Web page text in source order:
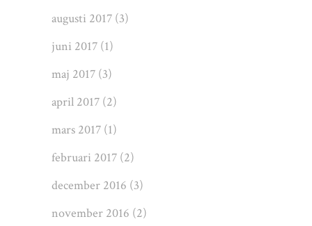
augusti 2017 (3)
juni 2017 (1)
maj 2017 (3)
april 2017 (2)
mars 2017 (1)
februari 2017 (2)
december 2016 (3)
november 2016 (2)